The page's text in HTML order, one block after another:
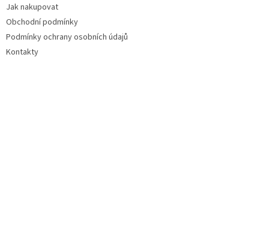
Jak nakupovat
Obchodní podmínky
Podmínky ochrany osobních údajů
Kontakty